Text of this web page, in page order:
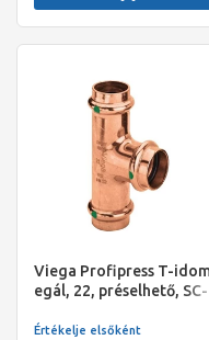
Viega Profipress T-
egál, 22, préselhető, SC-
Értékelje elsőként